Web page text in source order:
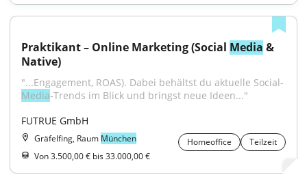
Praktikant – Online Marketing (Social Media &
Native)
"...Engagement, ROAS). Dabei behältst du aktuelle Social-
Media-Trends im Blick und bringst neue Ideen..."
FUTRUE GmbH
Gräfelfing, Raum München Homeoffice
Teilzeit
Von 3.500,00 € bis 33.000,00 €